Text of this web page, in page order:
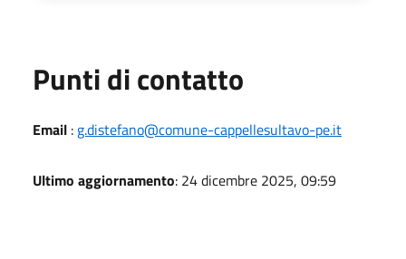
Punti di contatto
Email : g.distefano@comune-cappellesultavo-pe.it
Ultimo aggiornamento: 24 dicembre 2025, 09:59